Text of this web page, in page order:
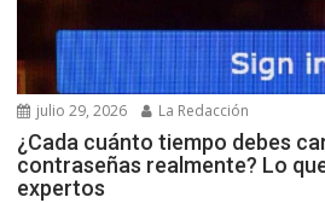
julio 29, 2026 La Redacción
¿Cada cuánto tiempo debes
contraseñas realmente? Lo
expertos